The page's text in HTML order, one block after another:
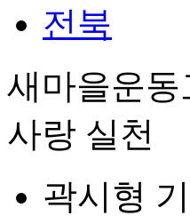
전북
새마을운
사랑 실천
곽시형